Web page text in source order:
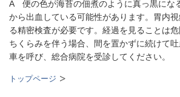
A 便の色が海苔の佃煮のように真っ黒にな
から出血している可能性があります。胃内
る精密検査が必要です。経過を見ることは
ちくらみを伴う場合、間を置かずに続けて
車を呼び、総合病院を受診してください。
トップページ